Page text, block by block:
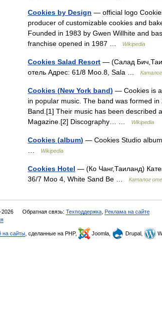
Cookies by Design — official logo
producer of customizable cookies and
Founded in 1983 by Gwen Willhite and
franchise opened in 1987 Wikipedia
Cookies Salad Resort — (Салад Бич
отель Адрес: 61/8 Moo 8 Sala Каталог
Cookies (New York band) — Cookies is a
in popular music The band was formed in
Band .[1] Their music has been described
Magazine .[2] Discography Wikipedia
Cookies (album) — Cookies Studio album
Wikipedia
Cookies Hotel — (Ко Чанг,Таиланд)
36/7 Moo 4 White Sand Be Каталог
2026 Обратная связь: Техподдержка Реклама на сайте
на сайты , сделанные на PHP, Joomla, Drupal,